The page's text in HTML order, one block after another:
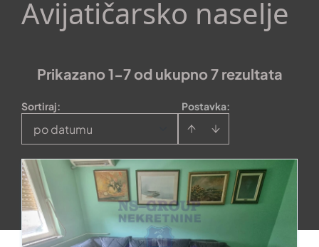
Avijatičarsko naselje
Prikazano 1-7 od ukupno 7 rezultata
Postavka:
Sortiraj:
po datumu